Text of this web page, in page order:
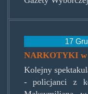
17
NARKOTYKI w
Kolejny
- policjanci z